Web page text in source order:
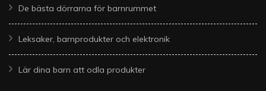
De bästa dörrarna för barnrummet
Leksaker, barnprodukter och elektronik
Lär dina barn att odla produkter